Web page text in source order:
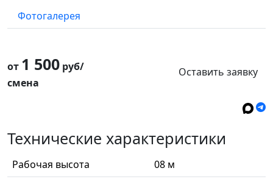
Фотогалерея
от 1 500 руб/
смена
Оставить заявку
Технические характеристики
Рабочая высота
08 м